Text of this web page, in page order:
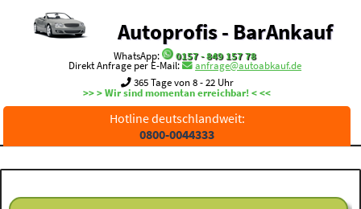
Autoprofis - BarAnkauf
WhatsApp:
0157 - 849 157 78
Direkt Anfrage per E-Mail:
anfrage@autoabkauf.de
365 Tage von 8 - 22 Uhr
>> > Wir sind momentan erreichbar! < <<
Hotline deutschlandweit:
0800-0044333